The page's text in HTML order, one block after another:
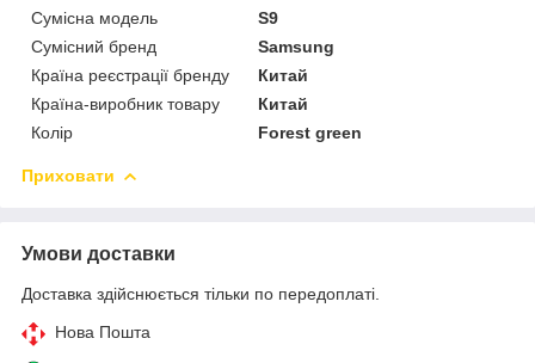
Сумісна модель
S9
Сумісний бренд
Samsung
Країна реєстрації бренду
Китай
Країна-виробник товару
Китай
Колір
Forest green
Приховати
Умови доставки
Доставка здійснюється тільки по передоплаті.
Нова Пошта